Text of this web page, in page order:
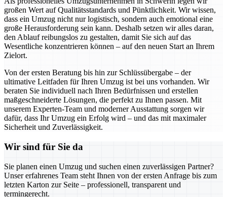
großen Wert auf Qualitätsstandards und Pünktlichkeit. Wir wissen,
dass ein Umzug nicht nur logistisch, sondern auch emotional eine
große Herausforderung sein kann. Deshalb setzen wir alles daran,
den Ablauf reibungslos zu gestalten, damit Sie sich auf das
Wesentliche konzentrieren können – auf den neuen Start an Ihrem
Zielort.
Von der ersten Beratung bis hin zur Schlüssübergabe – der
ultimative Leitfaden für Ihren Umzug ist bei uns vorhanden. Wir
beraten Sie individuell nach Ihren Bedürfnissen und erstellen
maßgeschneiderte Lösungen, die perfekt zu Ihnen passen. Mit
unserem Experten-Team und moderner Ausstattung sorgen wir
dafür, dass Ihr Umzug ein Erfolg wird – und das mit maximaler
Sicherheit und Zuverlässigkeit.
Wir sind für Sie da
Sie planen einen Umzug und suchen einen zuverlässigen Partner?
Unser erfahrenes Team steht Ihnen von der ersten Anfrage bis zum
letzten Karton zur Seite – professionell, transparent und
termingerecht.